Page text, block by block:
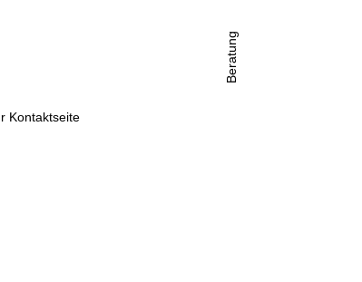
Kontaktseite
Beratung